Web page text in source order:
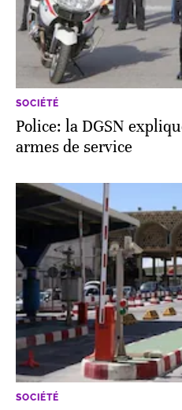
SOCIÉTÉ
Police: la DGSN
armes de service
SOCIÉTÉ